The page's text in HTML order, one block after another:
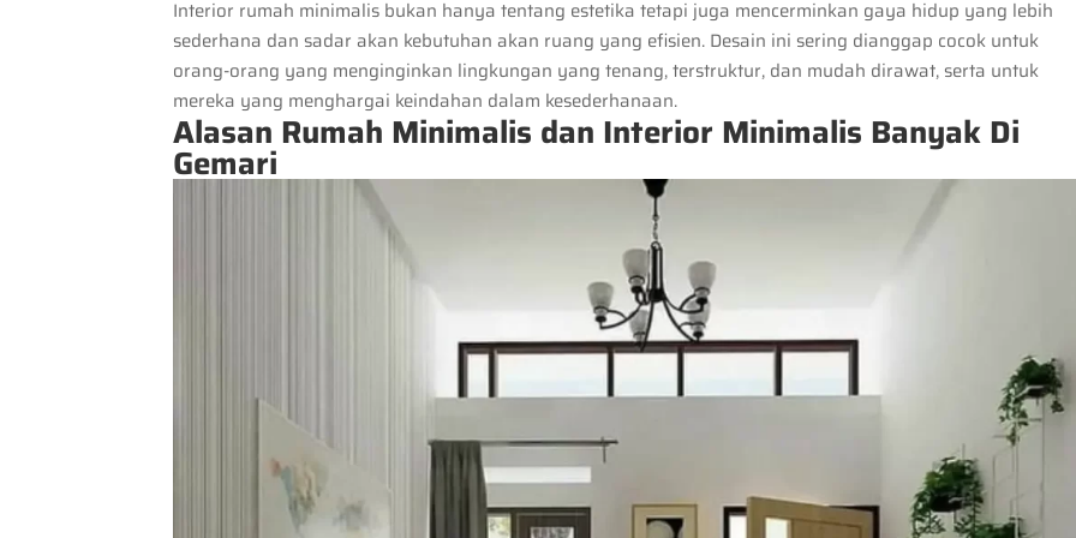
Interior rumah minimalis bukan hanya tentang estetika tetapi juga mencerminkan gaya hidup yang lebih
sederhana dan sadar akan kebutuhan akan ruang yang efisien. Desain ini sering dianggap cocok untuk
orang-orang yang menginginkan lingkungan yang tenang, terstruktur, dan mudah dirawat, serta untuk
mereka yang menghargai keindahan dalam kesederhanaan.
Alasan Rumah Minimalis dan Interior Minimalis Banyak Di
Gemari